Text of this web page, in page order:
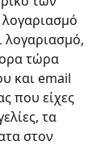
λογαριασμό,
τώρα
και email
που είχες
τα
στον